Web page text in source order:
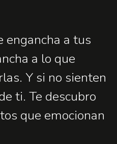
engancha a tus
a lo que
Y si no sienten
ti. Te descubro
que emocionan